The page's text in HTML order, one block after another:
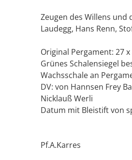
Zeugen des Willens und
Laudegg, Hans Renn,
Original Pergament: 27
Grünes Schalensiegel
Wachsschale an
DV: von Hannsen Frey
Nicklauß Werli
Datum mit Bleistift von
Pf.A.Karres